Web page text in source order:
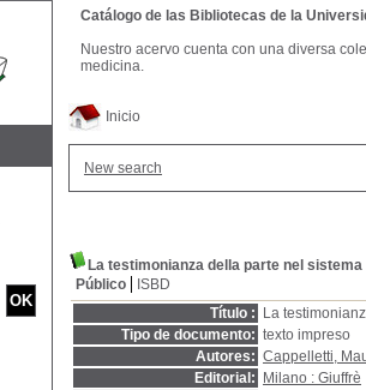
Inicio
New search
La testimonianza della parte nel
Público
ISBD
Título :
La
Tipo de documento: texto impreso
Autores: Cappelletti,
Editorial:
Milano : Giuffrè
Catálogo de las Bibliotecas de la
Nuestro acervo cuenta con una diversa
medicina.